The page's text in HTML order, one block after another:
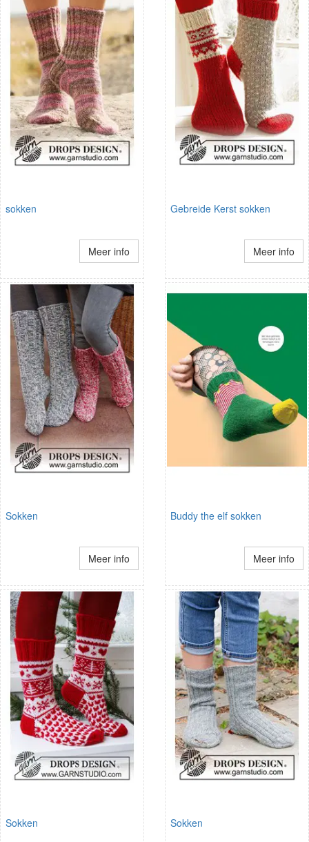
sokken
Meer info
Gebreide Kerst sokken
Meer info
Sokken
Meer info
Buddy the elf sokken
Meer info
Sokken Sokken